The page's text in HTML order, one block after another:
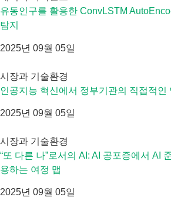
유동인구를 활용한 ConvLSTM
탐지
2025년 09월 05일
시장과 기술환경
인공지능 혁신에서 정부기관의 직접적인
2025년 09월 05일
시장과 기술환경
“또 다른 나”로서의 AI: AI 공포증에서 AI
용하는 여정 맵
2025년 09월 05일